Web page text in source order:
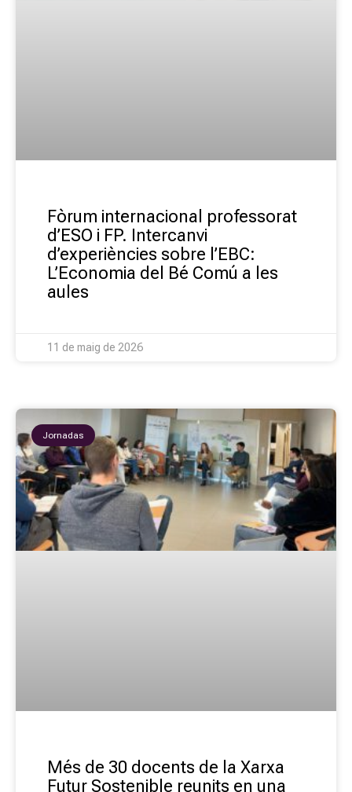
Fòrum internacional professorat
d’ESO i FP. Intercanvi
d’experiències sobre l’EBC:
L’Economia del Bé Comú a les
aules
11 de maig de 2026
Jornadas
Més de 30 docents de la Xarxa
Futur Sostenible reunits en una